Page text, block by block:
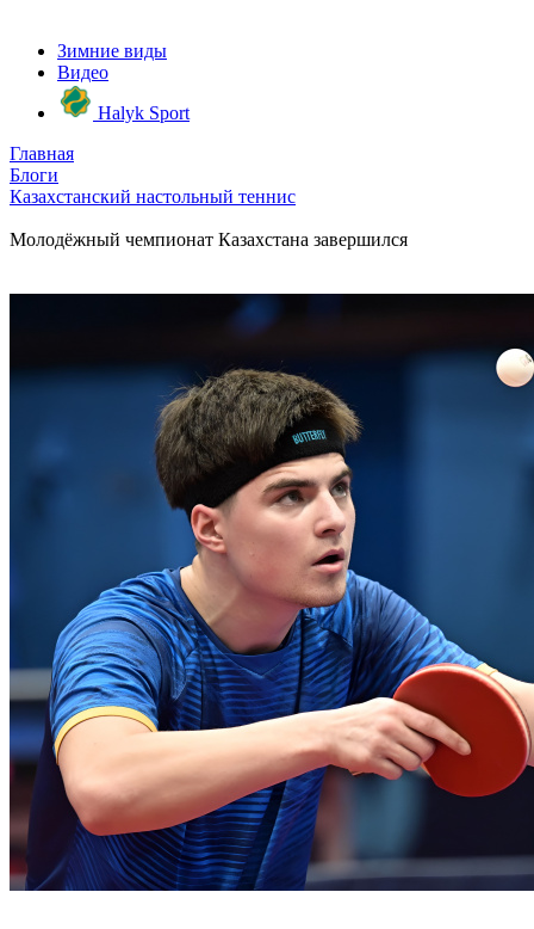
Зимние виды
Видео
Halyk Sport
Главная
Блоги
Казахстанский настольный теннис
Молодёжный чемпионат Казахстана завершился